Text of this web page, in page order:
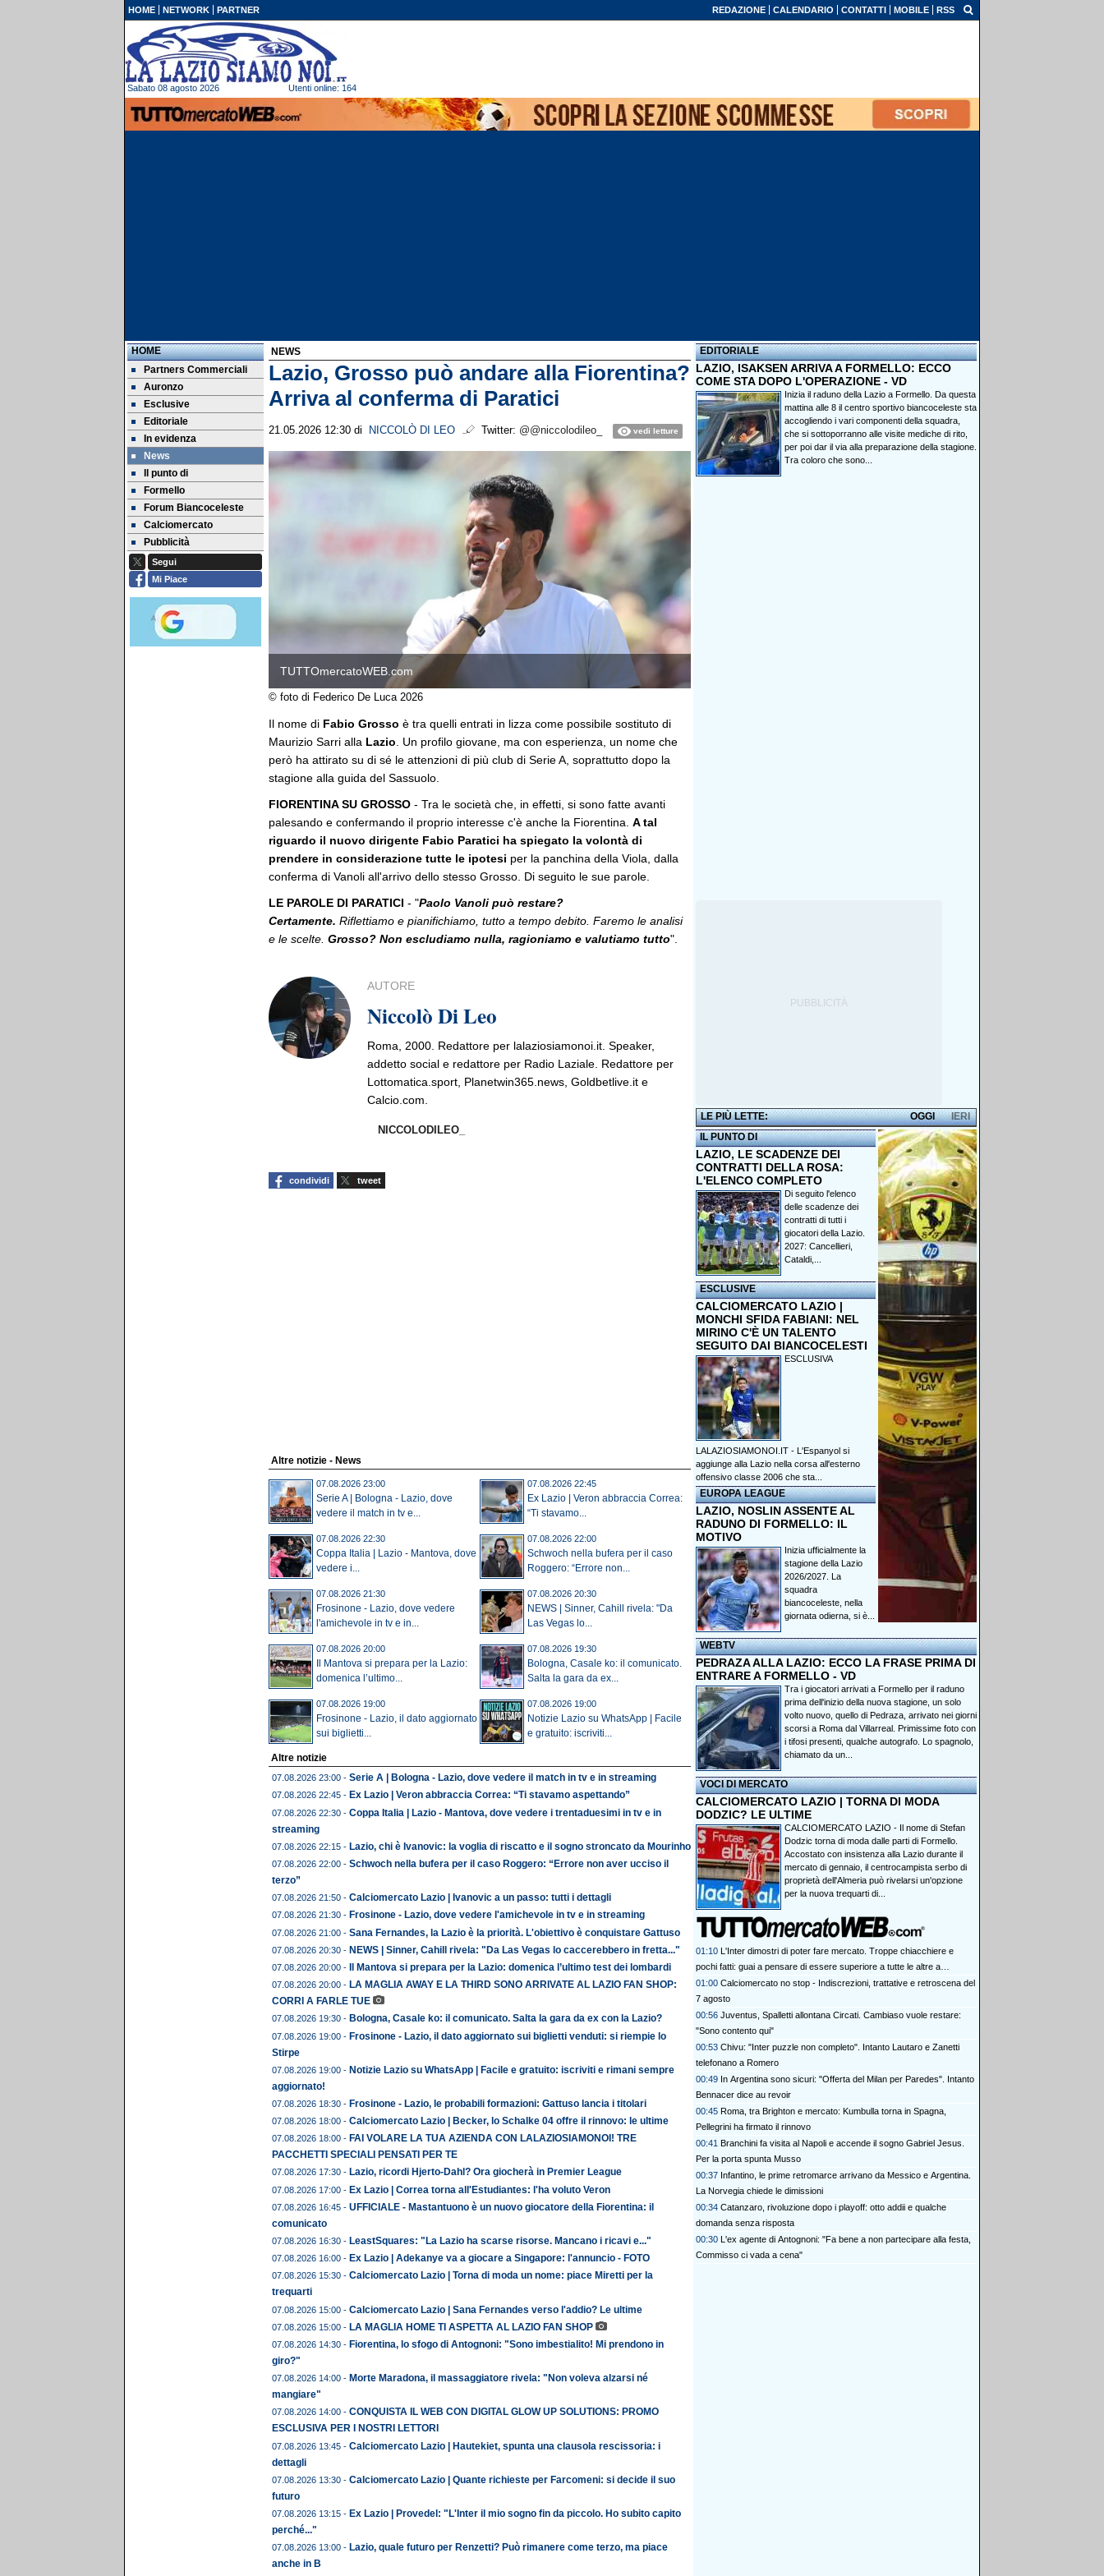
HOME NETWORK PARTNER REDAZIONE CALENDARIO CONTATTI MOBILE RSS
Sabato 08 agosto 2026 Utenti online: 164
HOME
Partners Commerciali
Auronzo
Esclusive
Editoriale
In evidenza
News
Il punto di
Formello
Forum Biancoceleste
Calciomercato
Pubblicità
Segui
Mi Piace
NEWS
Lazio, Grosso può andare alla Fiorentina?
Arriva al conferma di Paratici
21.05.2026 12:30 di NICCOLÒ DI LEO Twitter: @@niccolodileo_ vedi letture
TUTTOmercatoWEB.com
© foto di Federico De Luca 2026
Il nome di Fabio Grosso è tra quelli entrati in lizza come possibile sostituto di
Maurizio Sarri alla Lazio . Un profilo giovane, ma con esperienza, un nome che
però ha attirato su di sé le attenzioni di più club di Serie A, soprattutto dopo la
stagione alla guida del Sassuolo.
FIORENTINA SU GROSSO - Tra le società che, in effetti, si sono fatte avanti
palesando e confermando il proprio interesse c'è anche la Fiorentina. A tal
riguardo il nuovo dirigente Fabio Paratici ha spiegato la volontà di
prendere in considerazione tutte le ipotesi per la panchina della Viola, dalla
conferma di Vanoli all'arrivo dello stesso Grosso. Di seguito le sue parole.
LE PAROLE DI PARATICI - "Paolo Vanoli può restare?
Certamente. Riflettiamo e pianifichiamo, tutto a tempo debito. Faremo le analisi
e le scelte. Grosso? Non escludiamo nulla, ragioniamo e valutiamo tutto".
AUTORE
Niccolò Di Leo
Roma, 2000. Redattore per lalaziosiamonoi.it. Speaker,
addetto social e redattore per Radio Laziale. Redattore per
Lottomatica.sport, Planetwin365.news, Goldbetlive.it e
Calcio.com.
NICCOLODILEO_
condividi tweet
Altre notizie - News
07.08.2026 23:00
Serie A | Bologna - Lazio, dove
vedere il match in tv e...
07.08.2026 22:45
Ex Lazio | Veron abbraccia Correa:
“Ti stavamo...
07.08.2026 22:30
Coppa Italia | Lazio - Mantova, dove
vedere i...
07.08.2026 22:00
Schwoch nella bufera per il caso
Roggero: “Errore non...
07.08.2026 21:30
Frosinone - Lazio, dove vedere
l'amichevole in tv e in...
07.08.2026 20:30
NEWS | Sinner, Cahill rivela: "Da
Las Vegas lo...
07.08.2026 20:00
Il Mantova si prepara per la Lazio:
domenica l’ultimo...
07.08.2026 19:30
Bologna, Casale ko: il comunicato.
Salta la gara da ex...
07.08.2026 19:00
Frosinone - Lazio, il dato aggiornato
sui biglietti...
07.08.2026 19:00
Notizie Lazio su WhatsApp | Facile
e gratuito: iscriviti...
Altre notizie
07.08.2026 23:00 - Serie A | Bologna - Lazio, dove vedere il match in tv e in streaming
07.08.2026 22:45 - Ex Lazio | Veron abbraccia Correa: “Ti stavamo aspettando”
07.08.2026 22:30 - Coppa Italia | Lazio - Mantova, dove vedere i trentaduesimi in tv e in
streaming
07.08.2026 22:15 - Lazio, chi è Ivanovic: la voglia di riscatto e il sogno stroncato da Mourinho
07.08.2026 22:00 - Schwoch nella bufera per il caso Roggero: “Errore non aver ucciso il
terzo”
07.08.2026 21:50 - Calciomercato Lazio | Ivanovic a un passo: tutti i dettagli
07.08.2026 21:30 - Frosinone - Lazio, dove vedere l'amichevole in tv e in streaming
07.08.2026 21:00 - Sana Fernandes, la Lazio è la priorità. L'obiettivo è conquistare Gattuso
07.08.2026 20:30 - NEWS | Sinner, Cahill rivela: "Da Las Vegas lo caccerebbero in fretta..."
07.08.2026 20:00 - Il Mantova si prepara per la Lazio: domenica l’ultimo test dei lombardi
07.08.2026 20:00 - LA MAGLIA AWAY E LA THIRD SONO ARRIVATE AL LAZIO FAN SHOP:
CORRI A FARLE TUE
07.08.2026 19:30 - Bologna, Casale ko: il comunicato. Salta la gara da ex con la Lazio?
07.08.2026 19:00 - Frosinone - Lazio, il dato aggiornato sui biglietti venduti: si riempie lo
Stirpe
07.08.2026 19:00 - Notizie Lazio su WhatsApp | Facile e gratuito: iscriviti e rimani sempre
aggiornato!
07.08.2026 18:30 - Frosinone - Lazio, le probabili formazioni: Gattuso lancia i titolari
07.08.2026 18:00 - Calciomercato Lazio | Becker, lo Schalke 04 offre il rinnovo: le ultime
07.08.2026 18:00 - FAI VOLARE LA TUA AZIENDA CON LALAZIOSIAMONOI! TRE
PACCHETTI SPECIALI PENSATI PER TE
07.08.2026 17:30 - Lazio, ricordi Hjerto-Dahl? Ora giocherà in Premier League
07.08.2026 17:00 - Ex Lazio | Correa torna all'Estudiantes: l'ha voluto Veron
07.08.2026 16:45 - UFFICIALE - Mastantuono è un nuovo giocatore della Fiorentina: il
comunicato
07.08.2026 16:30 - LeastSquares: "La Lazio ha scarse risorse. Mancano i ricavi e..."
07.08.2026 16:00 - Ex Lazio | Adekanye va a giocare a Singapore: l'annuncio - FOTO
07.08.2026 15:30 - Calciomercato Lazio | Torna di moda un nome: piace Miretti per la
trequarti
07.08.2026 15:00 - Calciomercato Lazio | Sana Fernandes verso l'addio? Le ultime
07.08.2026 15:00 - LA MAGLIA HOME TI ASPETTA AL LAZIO FAN SHOP
07.08.2026 14:30 - Fiorentina, lo sfogo di Antognoni: "Sono imbestialito! Mi prendono in
giro?"
07.08.2026 14:00 - Morte Maradona, il massaggiatore rivela: "Non voleva alzarsi né
mangiare"
07.08.2026 14:00 - CONQUISTA IL WEB CON DIGITAL GLOW UP SOLUTIONS: PROMO
ESCLUSIVA PER I NOSTRI LETTORI
07.08.2026 13:45 - Calciomercato Lazio | Hautekiet, spunta una clausola rescissoria: i
dettagli
07.08.2026 13:30 - Calciomercato Lazio | Quante richieste per Farcomeni: si decide il suo
futuro
07.08.2026 13:15 - Ex Lazio | Provedel: "L'Inter il mio sogno fin da piccolo. Ho subito capito
perché..."
07.08.2026 13:00 - Lazio, quale futuro per Renzetti? Può rimanere come terzo, ma piace
anche in B
EDITORIALE
LAZIO, ISAKSEN ARRIVA A FORMELLO: ECCO
COME STA DOPO L'OPERAZIONE - VD
Inizia il raduno della Lazio a Formello. Da questa
mattina alle 8 il centro sportivo biancoceleste sta
accogliendo i vari componenti della squadra,
che si sottoporranno alle visite mediche di rito,
per poi dar il via alla preparazione della stagione.
Tra coloro che sono...
LE PIÙ LETTE: IERI
OGGI
IL PUNTO DI
LAZIO, LE SCADENZE DEI
CONTRATTI DELLA ROSA:
L'ELENCO COMPLETO
Di seguito l'elenco
delle scadenze dei
contratti di tutti i
giocatori della Lazio.
2027: Cancellieri,
Cataldi,...
ESCLUSIVE
CALCIOMERCATO LAZIO |
MONCHI SFIDA FABIANI: NEL
MIRINO C'È UN TALENTO
SEGUITO DAI BIANCOCELESTI
ESCLUSIVA
LALAZIOSIAMONOI.IT - L'Espanyol si
aggiunge alla Lazio nella corsa all'esterno
offensivo classe 2006 che sta...
EUROPA LEAGUE
LAZIO, NOSLIN ASSENTE AL
RADUNO DI FORMELLO: IL
MOTIVO
Inizia ufficialmente la
stagione della Lazio
2026/2027. La
squadra
biancoceleste, nella
giornata odierna, si è...
WEBTV
PEDRAZA ALLA LAZIO: ECCO LA FRASE PRIMA DI
ENTRARE A FORMELLO - VD
Tra i giocatori arrivati a Formello per il raduno
prima dell'inizio della nuova stagione, un solo
volto nuovo, quello di Pedraza, arrivato nei giorni
scorsi a Roma dal Villarreal. Primissime foto con
i tifosi presenti, qualche autografo. Lo spagnolo,
chiamato da un...
VOCI DI MERCATO
CALCIOMERCATO LAZIO | TORNA DI MODA
DODZIC? LE ULTIME
CALCIOMERCATO LAZIO - Il nome di Stefan
Dodzic torna di moda dalle parti di Formello.
Accostato con insistenza alla Lazio durante il
mercato di gennaio, il centrocampista serbo di
proprietà dell'Almeria può rivelarsi un'opzione
per la nuova trequarti di...
01:10 L'Inter dimostri di poter fare mercato. Troppe chiacchiere e
pochi fatti: guai a pensare di essere superiore a tutte le altre a
prescindere. Juve, il portiere può diventare un "problema". Milan-Leao,
serve una decisione netta
01:00 Calciomercato no stop - Indiscrezioni, trattative e retroscena del
7 agosto
00:56 Juventus, Spalletti allontana Circati. Cambiaso vuole restare:
"Sono contento qui"
00:53 Chivu: "Inter puzzle non completo". Intanto Lautaro e Zanetti
telefonano a Romero
00:49 In Argentina sono sicuri: "Offerta del Milan per Paredes". Intanto
Bennacer dice au revoir
00:45 Roma, tra Brighton e mercato: Kumbulla torna in Spagna,
Pellegrini ha firmato il rinnovo
00:41 Branchini fa visita al Napoli e accende il sogno Gabriel Jesus.
Per la porta spunta Musso
00:37 Infantino, le prime retromarce arrivano da Messico e Argentina.
La Norvegia chiede le dimissioni
00:34 Catanzaro, rivoluzione dopo i playoff: otto addii e qualche
domanda senza risposta
00:30 L'ex agente di Antognoni: "Fa bene a non partecipare alla festa,
Commisso ci vada a cena"